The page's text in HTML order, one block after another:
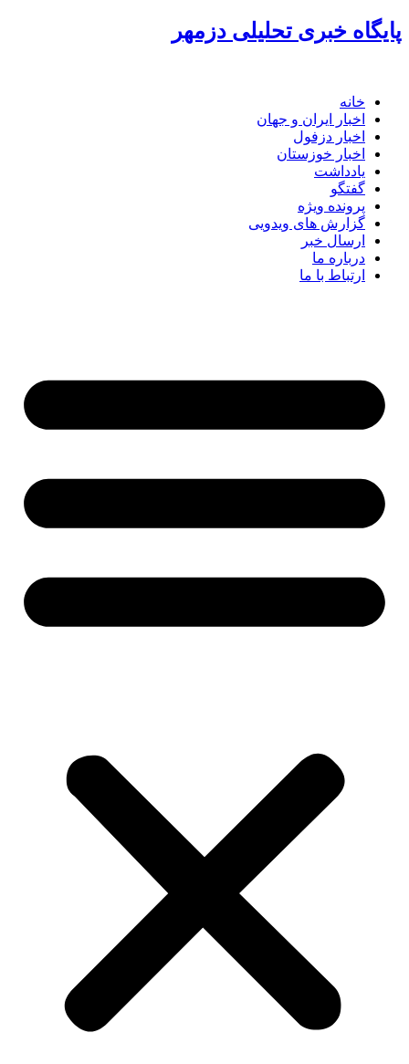
خبری تحلیلی دزمهر
خانه
اخبار ایران و جهان
اخبار دزفول
اخبار خوزستان
یادداشت
گفتگو
پرونده ویژه
گزارش های ویدویی
ارسال خبر
درباره ما
ارتباط با ما